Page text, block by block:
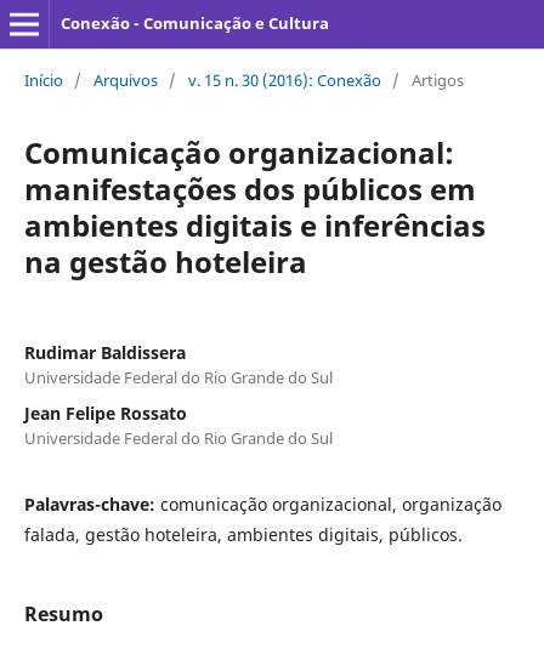
Conexão - Comunicação e Cultura
Início / Arquivos / v. 15 n. 30 (2016): Conexão / Artigos
Comunicação organizacional:
manifestações dos públicos em
ambientes digitais e inferências
na gestão hoteleira
Rudimar Baldissera
Universidade Federal do Rio Grande do Sul
Jean Felipe Rossato
Universidade Federal do Rio Grande do Sul
Palavras-chave: comunicação organizacional, organização
falada, gestão hoteleira, ambientes digitais, públicos.
Resumo